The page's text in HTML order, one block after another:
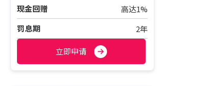
现金回赠
高达1%
罚息期
2年
立即申请